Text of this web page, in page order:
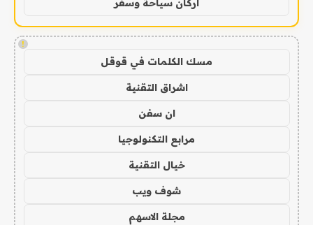
اركان سياحة وسفر
!
مسك الكلمات في قوقل
اشراق التقنية
ان سفن
مرابع التكنولوجيا
خيال التقنية
شوف ويب
مجلة الاسهم